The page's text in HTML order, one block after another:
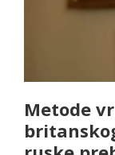
Metode